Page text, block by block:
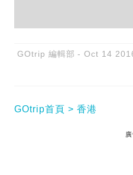
GOtrip 編輯部 Oct 14
GOtrip首頁 香港